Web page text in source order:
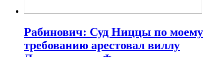
Рабинович: Суд Ниццы по моему
требованию арестовал виллу